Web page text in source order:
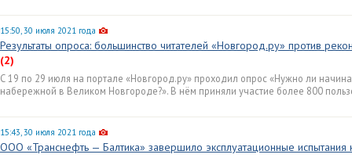
15:50, 30 июля 2021 года
Результаты опроса: большинство читателей «Новгород.ру» против
(2)
С 19 по 29 июля на портале «Новгород.ру» проходил опрос «Нужно ли
набережной в Великом Новгороде?». В нём приняли участие более 800
15:43, 30 июля 2021 года
ООО «Транснефть — Балтика» завершило эксплуатационные испытания